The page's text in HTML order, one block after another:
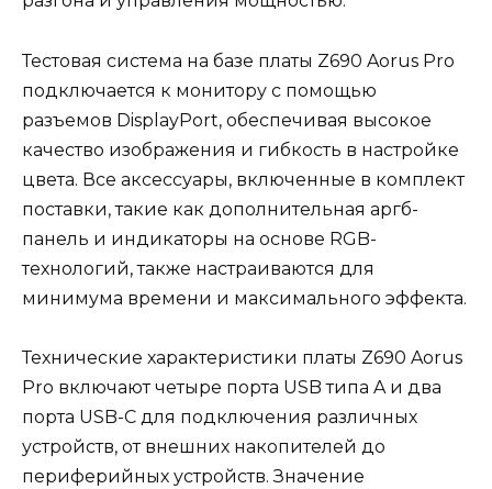
Тестовая система на базе платы Z690 Aorus Pro
подключается к монитору с помощью
разъемов DisplayPort, обеспечивая высокое
качество изображения и гибкость в настройке
цвета. Все аксессуары, включенные в комплект
поставки, такие как дополнительная аргб-
панель и индикаторы на основе RGB-
технологий, также настраиваются для
минимума времени и максимального эффекта.
Технические характеристики платы Z690 Aorus
Pro включают четыре порта USB типа A и два
порта USB-C для подключения различных
устройств, от внешних накопителей до
периферийных устройств. Значение